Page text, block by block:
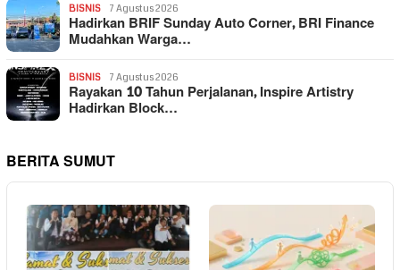
BISNIS 7 Agustus 2026
Hadirkan BRIF Sunday Auto Corner, BRI Finance
Mudahkan Warga…
BISNIS 7 Agustus 2026
Rayakan 10 Tahun Perjalanan, Inspire Artistry
Hadirkan Block…
BERITA SUMUT